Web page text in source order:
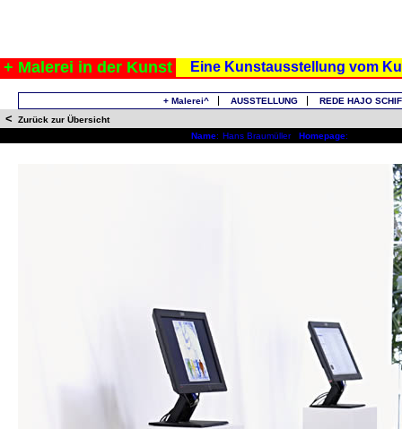
+ Malerei in der Kunst Eine Kunstausstellung vom
+ Malerei^ AUSSTELLUNG REDE HAJO
< Zurück zur Übersicht
Name: Hans Braumüller Homepage: